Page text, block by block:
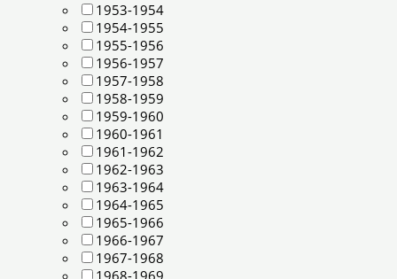
1953-1954
1954-1955
1955-1956
1956-1957
1957-1958
1958-1959
1959-1960
1960-1961
1961-1962
1962-1963
1963-1964
1964-1965
1965-1966
1966-1967
1967-1968